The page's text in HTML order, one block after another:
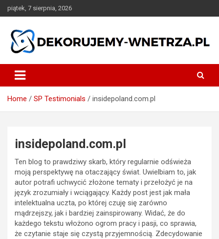
Skip
to
piątek, 7 sierpnia, 2026
dekorujemy-wnetrza.pl
Home SP Testimonials insidepoland.com.pl
insidepoland.com.pl
Ten blog to prawdziwy skarb, który regularnie odświeża
moją perspektywę na otaczający świat. Uwielbiam to, jak
autor potrafi uchwycić złożone tematy i przełożyć je na
język zrozumiały i wciągający. Każdy post jest jak mała
intelektualna uczta, po której czuję się zarówno
mądrzejszy, jak i bardziej zainspirowany. Widać, że do
każdego tekstu włożono ogrom pracy i pasji, co sprawia,
że czytanie staje się czystą przyjemnością. Zdecydowanie